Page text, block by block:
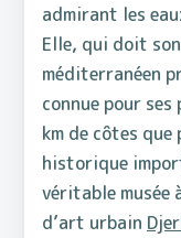
admirant les
Elle, qui doit
méditerranéen
connue pour
km de côtes
historique
véritable musée
d’art urbain